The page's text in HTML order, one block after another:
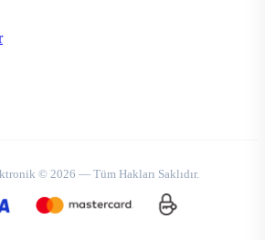
© 2026 — Tüm Hakları Saklıdır.